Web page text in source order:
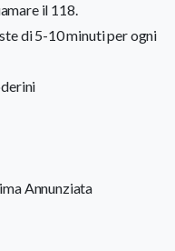
il 118.
di 5-10 minuti per ogni
Annunziata